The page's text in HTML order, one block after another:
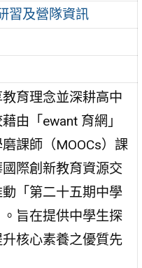
習及營隊資訊
育理念並深耕高中
由「ewant 育網」
課師（MOOCs）課
際創新教育資源交
「第二十五期中學
旨在提供中學生探
核心素養之優質先